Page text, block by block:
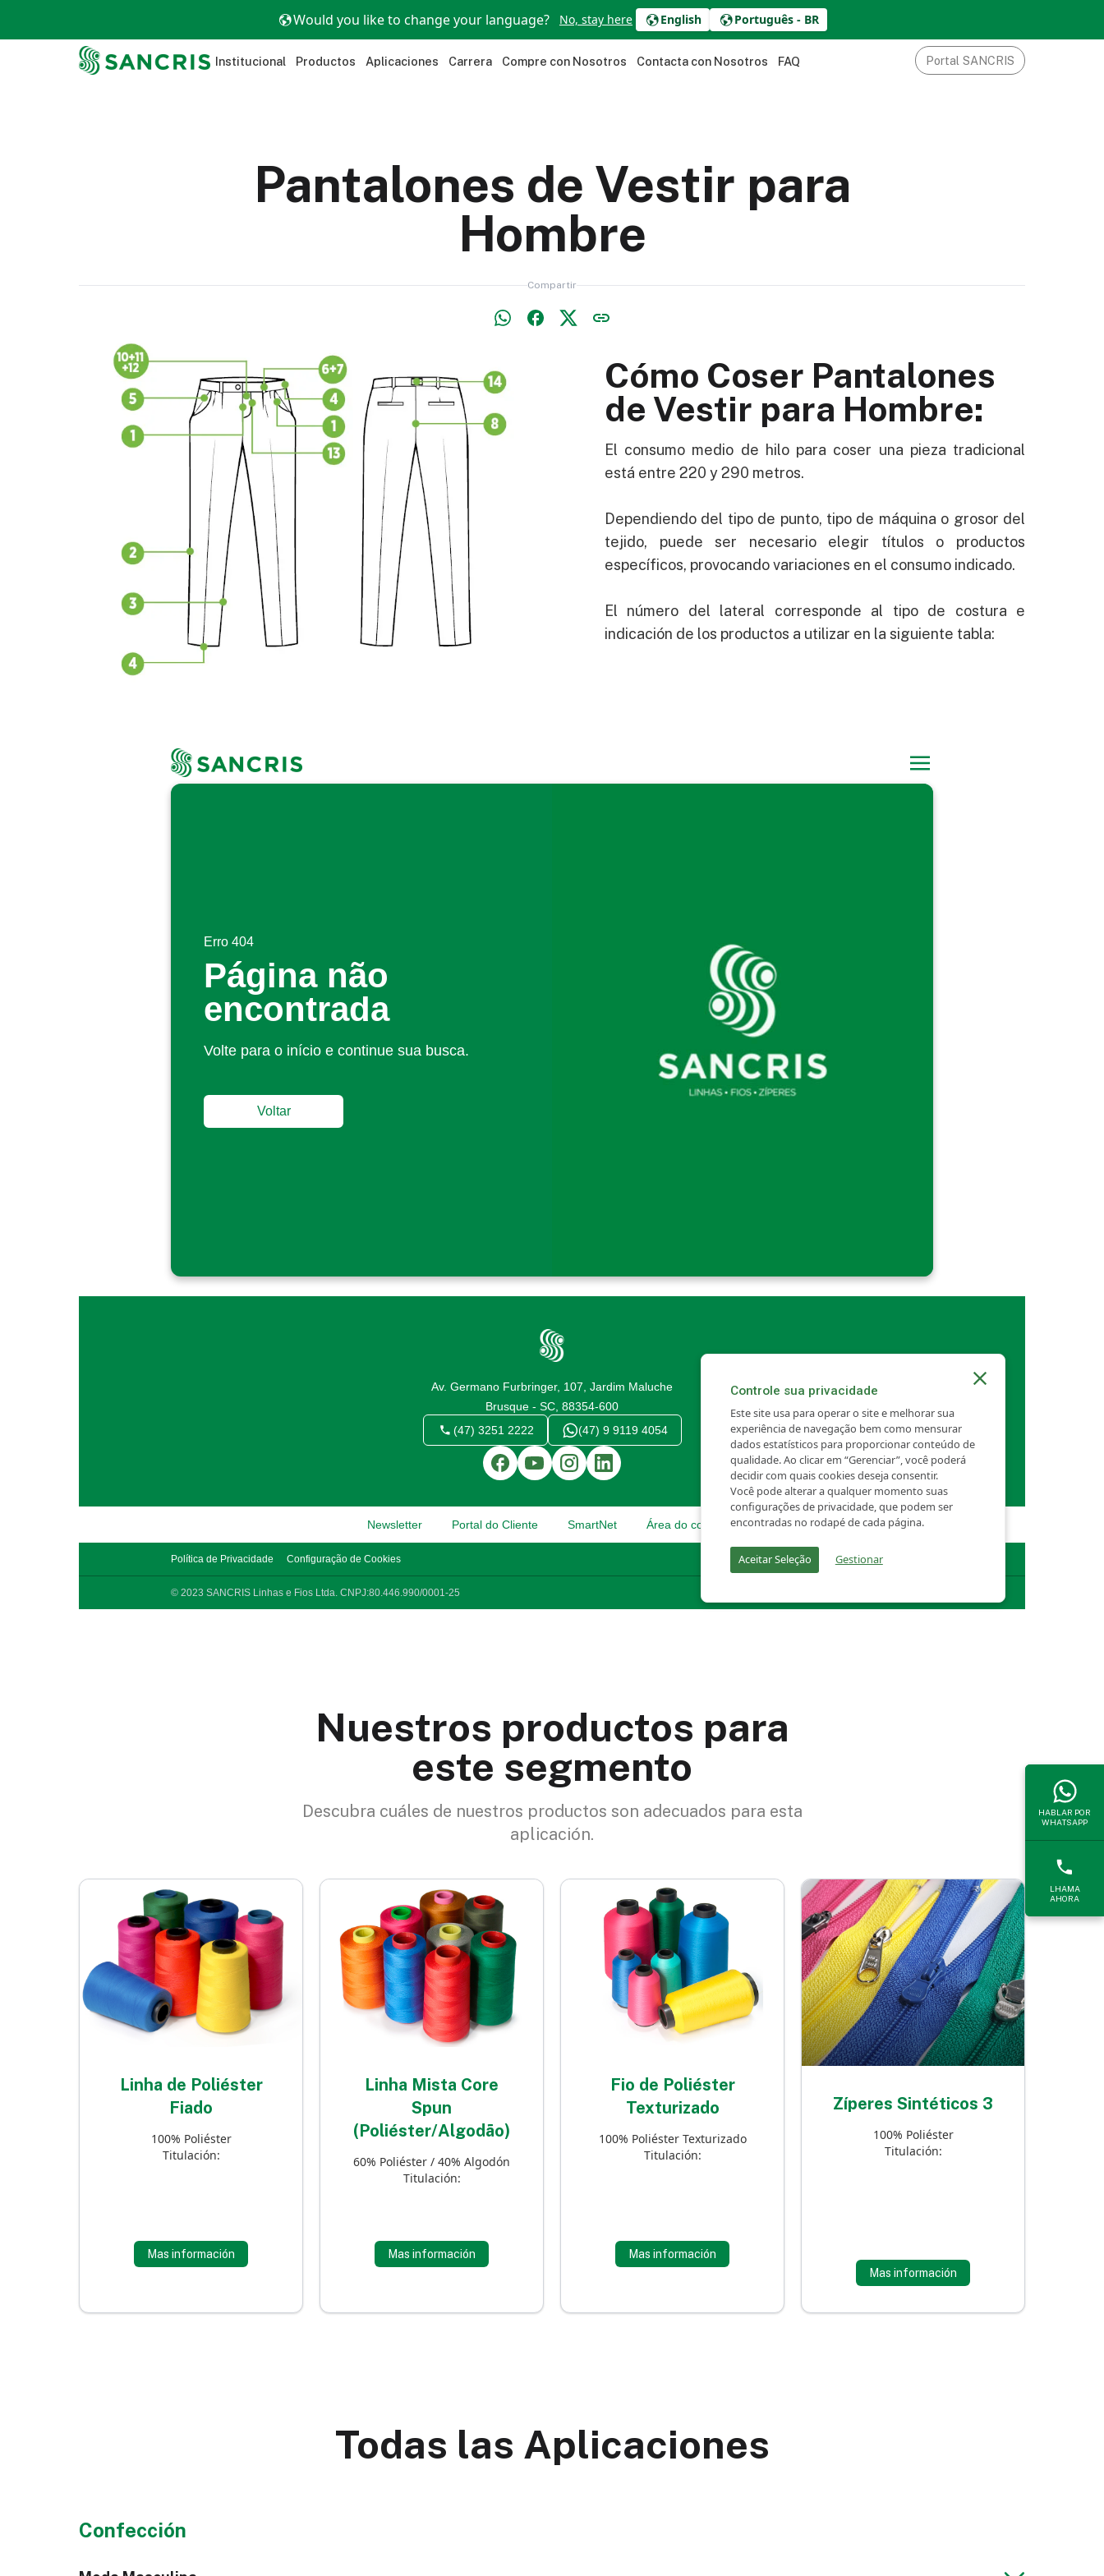
Would you like to change your language? No, stay here English Português - BR
Institucional Productos Aplicaciones Carrera Compre con Nosotros Contacta con Nosotros FAQ Portal SANCRIS
Pantalones de Vestir para
Hombre
Compartir
Cómo Coser Pantalones
de Vestir para Hombre:
El consumo medio de hilo para coser una pieza tradicional
está entre 220 y 290 metros.
Dependiendo del tipo de punto, tipo de máquina o grosor del
tejido, puede ser necesario elegir títulos o productos
específicos, provocando variaciones en el consumo indicado.
El número del lateral corresponde al tipo de costura e
indicación de los productos a utilizar en la siguiente tabla:
Nuestros productos para
este segmento
Descubra cuáles de nuestros productos son adecuados para esta
aplicación.
Linha de Poliéster
Fiado
100% Poliéster
Titulación:
Mas información
Linha Mista Core
Spun
(Poliéster/Algodão)
60% Poliéster / 40% Algodón
Titulación:
Mas información
Fio de Poliéster
Texturizado
100% Poliéster Texturizado
Titulación:
Mas información
Zíperes Sintéticos 3
100% Poliéster
Titulación:
Mas información
Todas las Aplicaciones
Confección
HABLAR POR
WHATSAPP
LHAMA
AHORA